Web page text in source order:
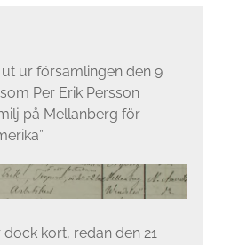
ur församlingen den 9
Per Erik Persson
på Mellanberg för
kort, redan den 21